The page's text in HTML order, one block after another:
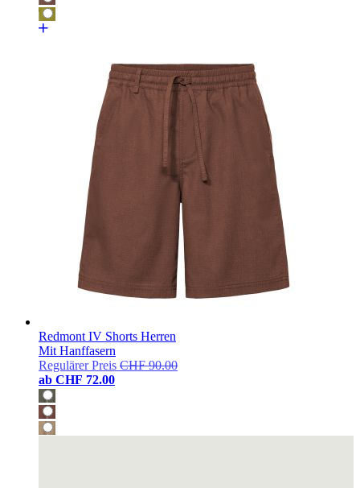
Redmont IV Shorts Herren
Mit Hanffasern
Regulärer Preis CHF 90.00
ab CHF 72.00